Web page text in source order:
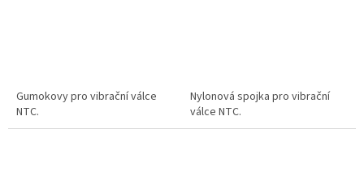
Gumokovy pro vibrační válce
NTC.
Nylonová spojka pro vibrační
válce NTC.